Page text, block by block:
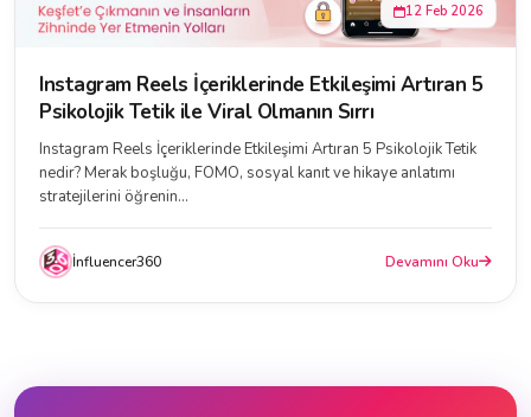
12 Feb 2026
Instagram Reels İçeriklerinde Etkileşimi Artıran 5
Psikolojik Tetik ile Viral Olmanın Sırrı
Instagram Reels İçeriklerinde Etkileşimi Artıran 5 Psikolojik Tetik
nedir? Merak boşluğu, FOMO, sosyal kanıt ve hikaye anlatımı
stratejilerini öğrenin...
İnfluencer360 Devamını Oku